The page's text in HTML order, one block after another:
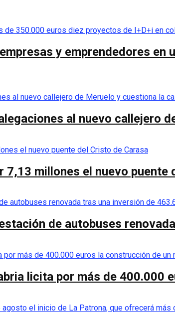
empresas y emprendedores
al nuevo callejero
7,13 millones el nuevo puente
de autobuses
licita por más de